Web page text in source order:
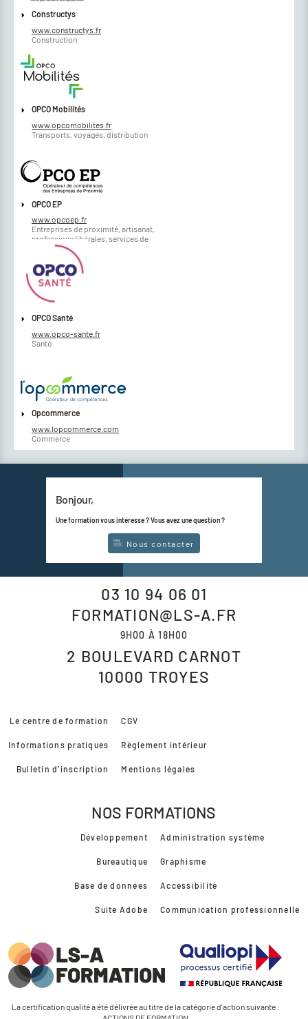
Constructys
www.constructys.fr
Construction
OPCO Mobilités
www.opcomobilites.fr
Transports, voyages, distribution
OPCO EP
www.opcoep.fr
Entreprises de proximité, artisanat,
professions libérales, services de
proximités
OPCO Santé
www.opco-sante.fr
Santé
Opcommerce
www.lopcommerce.com
Commerce
Bonjour,
Une formation vous intéresse ? Vous avez une question ?
Nous contacter
La certification qualité a été délivrée au titre de la catégorie d'action suivante :
03 10 94 06 01
FORMATION@LS-A.FR
2 BOULEVARD CARNOT
10000 TROYES
9H00 À 18H00
Le centre de formation
Informations pratiques
Bulletin d'inscription
CGV
Règlement intérieur
Mentions légales
NOS FORMATIONS
Développement
Bureautique
Base de données
Suite Adobe
Administration système
Graphisme
Accessibilité
Communication professionnelle